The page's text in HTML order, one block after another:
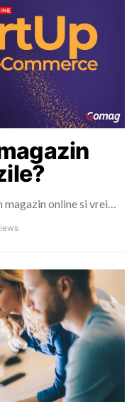
magazin online si vrei…